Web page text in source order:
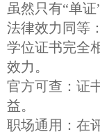
虽然只有“单
法律效力同等
学位证书完全
效力。
官方可查：证
益。
职场通用：在